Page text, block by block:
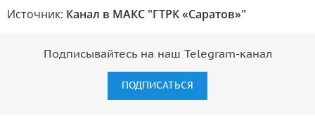
Источник: Канал в МАКС "ГТРК «Саратов»"
Подписывайтесь на наш Telegram-канал
ПОДПИСАТЬСЯ